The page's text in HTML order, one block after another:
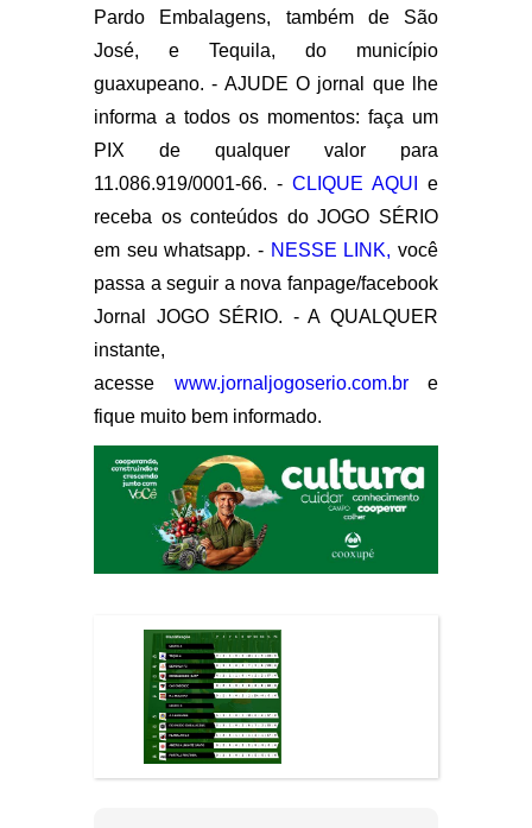
Pardo Embalagens, também de São
José, e Tequila, do município
guaxupeano. - AJUDE O jornal que lhe
informa a todos os momentos: faça um
PIX de qualquer valor para
11.086.919/0001-66. - CLIQUE AQUI
e
receba os conteúdos do JOGO SÉRIO
em seu whatsapp. - NESSE LINK, você
passa a seguir a nova fanpage/facebook
Jornal JOGO SÉRIO. - A QUALQUER
instante,
acesse www.jornaljogoserio.com.bre
fique muito bem informado.